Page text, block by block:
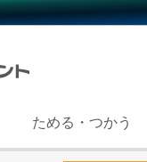
ためる・つかう